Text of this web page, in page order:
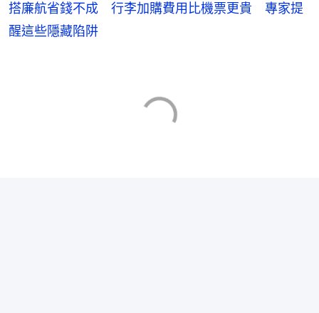
搭廉航省錢不成 行李加購費用比機票更貴 專家提
醒這些隱藏陷阱